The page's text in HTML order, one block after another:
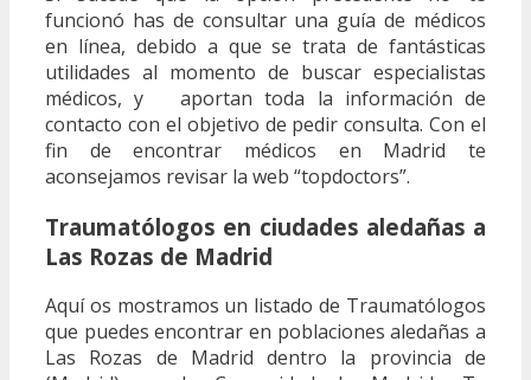
funcionó has de consultar una guía de médicos
en línea, debido a que se trata de fantásticas
utilidades al momento de buscar especialistas
médicos, y aportan toda la información de
contacto con el objetivo de pedir consulta. Con el
fin de encontrar médicos en Madrid te
aconsejamos revisar la web “topdoctors”.
Traumatólogos en ciudades aledañas a
Las Rozas de Madrid
Aquí os mostramos un listado de Traumatólogos
que puedes encontrar en poblaciones aledañas a
Las Rozas de Madrid dentro la provincia de